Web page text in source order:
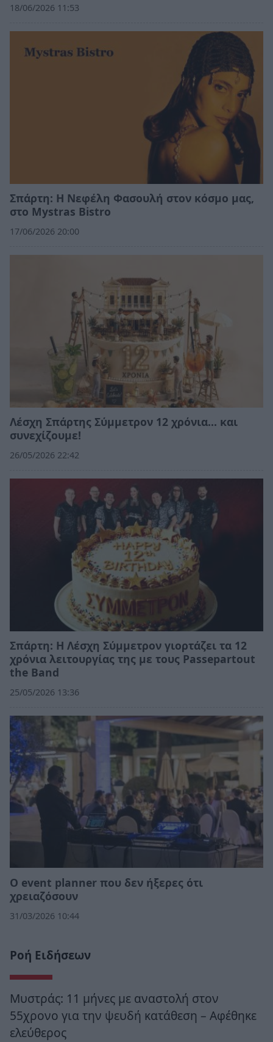
18/06/2026 11:53
Σπάρτη: Η Νεφέλη Φασουλή στον κόσμο μας,
στο Mystras Bistro
17/06/2026 20:00
Λέσχη Σπάρτης Σύμμετρον 12 χρόνια... και
συνεχίζουμε!
26/05/2026 22:42
Σπάρτη: Η Λέσχη Σύμμετρον γιορτάζει τα 12
χρόνια λειτουργίας της με τους Passepartout
the Band
25/05/2026 13:36
Ο event planner που δεν ήξερες ότι
χρειαζόσουν
31/03/2026 10:44
Ροή Ειδήσεων
Μυστράς: 11 μήνες με αναστολή στον
55χρονο για την ψευδή κατάθεση – Αφέθηκε
ελεύθερος